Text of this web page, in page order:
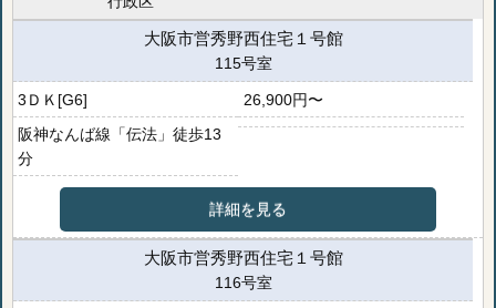
大阪市営秀野西住宅１号館
115号室
3ＤＫ[G6]
26,900円〜
阪神なんば線「伝法」徒歩13
分
詳細を見る
大阪市営秀野西住宅１号館
116号室